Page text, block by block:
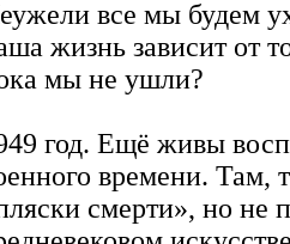
все мы будем
жизнь зависит от
мы не ушли?
год. Ещё живы
времени. Там,
смерти», но не